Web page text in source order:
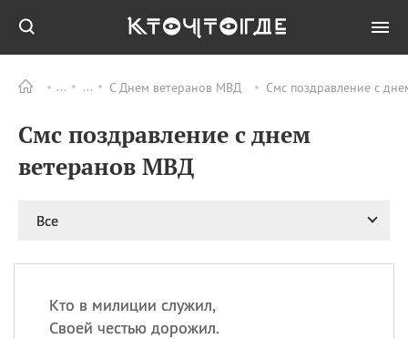
С Днем ветеранов МВД Смс поздравление с
Смс поздравление с днем
ветеранов МВД
Все
Кто в милиции служил,
Своей честью дорожил.
ПРАЗДНИКИ Все
11.08 Рождество святителя
Николая Чудотворца
11.08
праздник
12.08